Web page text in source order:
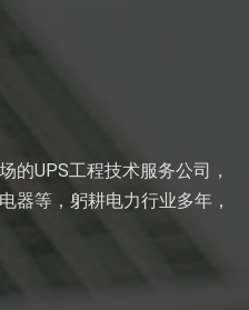
的UPS工程技术服务公司，
器等，躬耕电力行业多年，